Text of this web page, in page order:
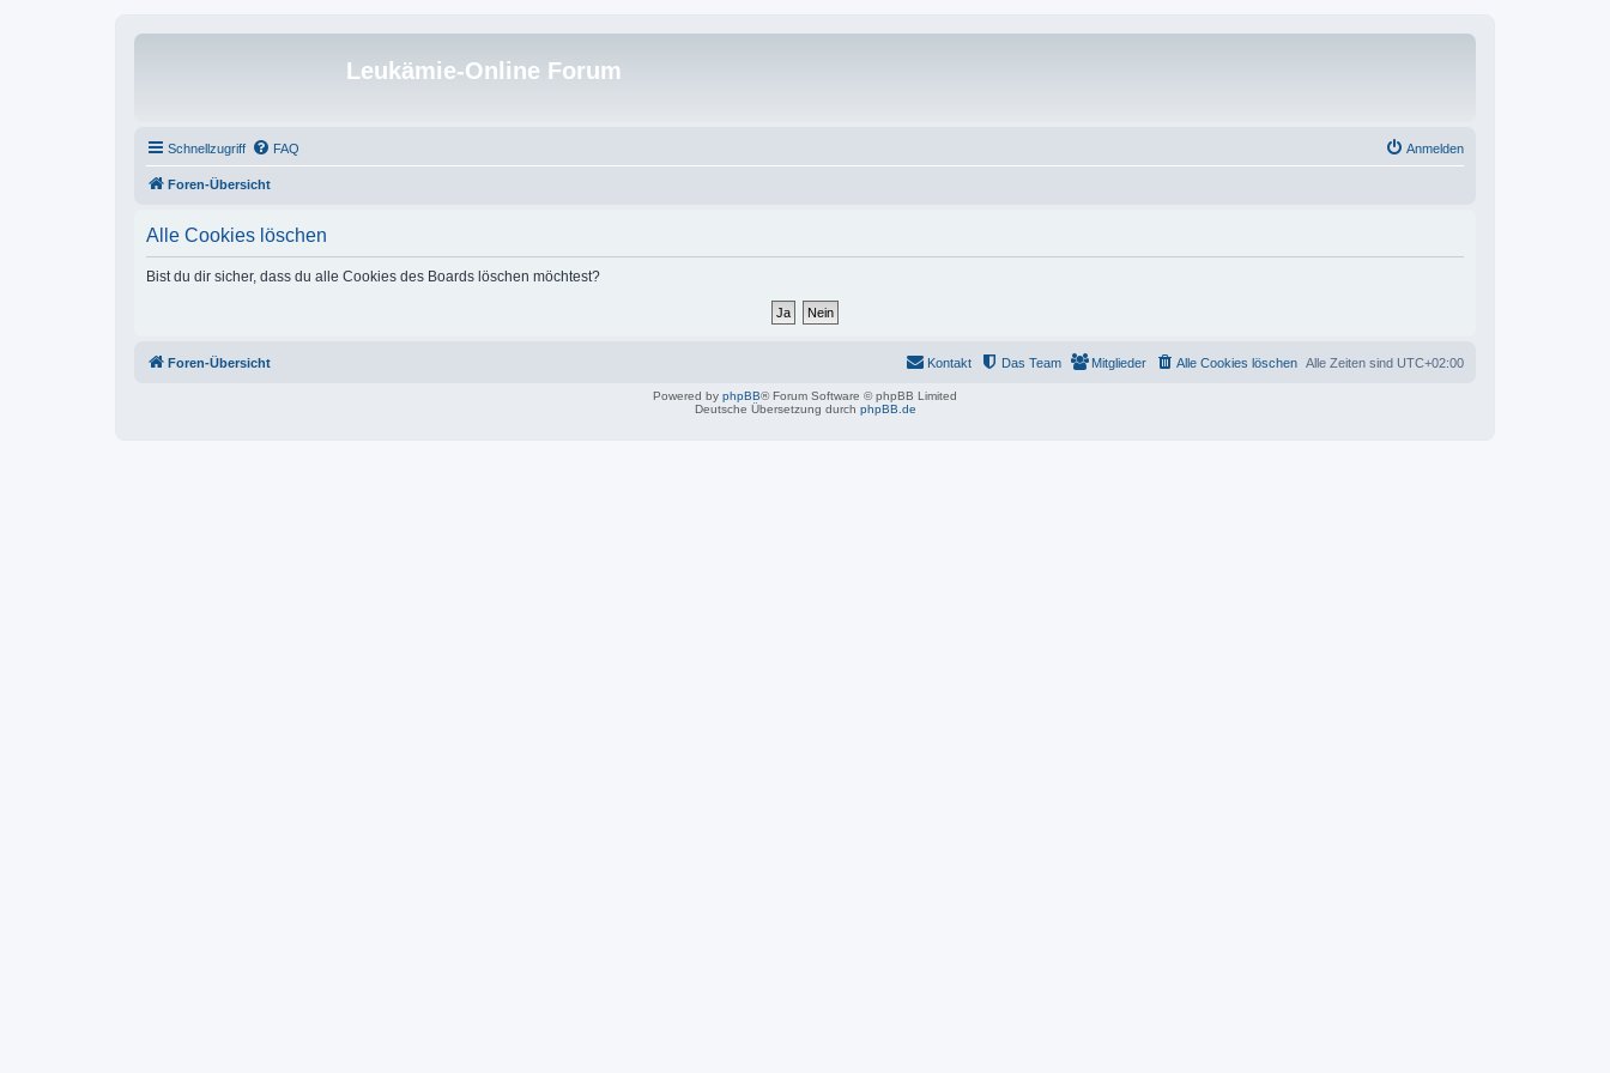
Leukämie-Online Forum
Schnellzugriff FAQ Anmelden
Foren-Übersicht
Alle Cookies löschen
Bist du dir sicher, dass du alle Cookies des Boards löschen möchtest?
Foren-Übersicht Alle Zeiten sind UTC+02:00
Alle Cookies löschen
Mitglieder
Das Team
Kontakt
Powered by phpBB® Forum Software © phpBB Limited
Deutsche Übersetzung durch phpBB.de